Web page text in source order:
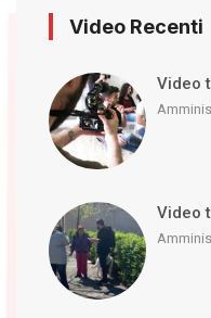
Video Recenti
Video
Video